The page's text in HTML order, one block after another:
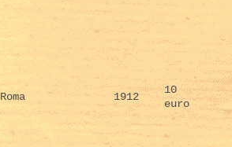
Roma 1912
10
euro